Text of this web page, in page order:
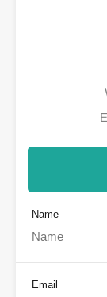
Name
Email